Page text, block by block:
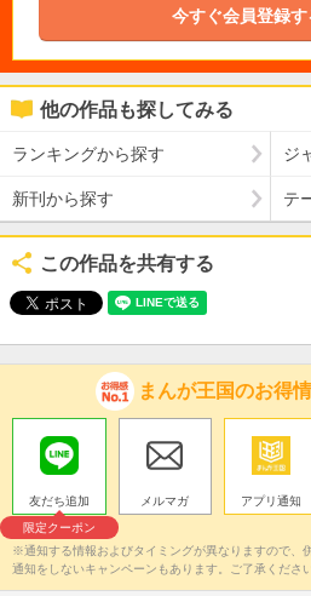
今すぐ会員登録
他の作品も探してみる
ランキングから探す ジ
新刊から探す テ
この作品を共有する
まんが王国のお得
友だち追加
限定クーポン
メルマガ アプリ通知
※通知する情報およびタイミングが異なりますので、
通知をしないキャンペーンもあります。ご了承ください